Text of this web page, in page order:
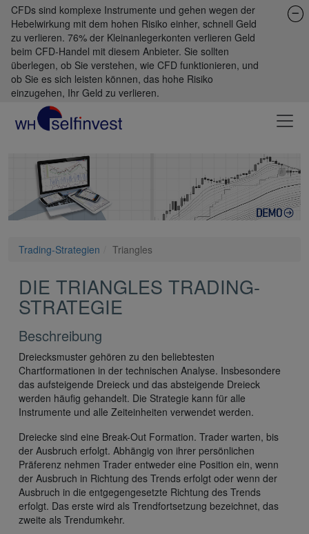
CFDs sind komplexe Instrumente und gehen wegen der
Hebelwirkung mit dem hohen Risiko einher, schnell Geld
zu verlieren. 76% der Kleinanlegerkonten verlieren Geld
beim CFD-Handel mit diesem Anbieter. Sie sollten
überlegen, ob Sie verstehen, wie CFD funktionieren, und
ob Sie es sich leisten können, das hohe Risiko
einzugehen, Ihr Geld zu verlieren.
Trading-Strategien Triangles
DIE TRIANGLES TRADING-
STRATEGIE
Beschreibung
Dreiecksmuster gehören zu den beliebtesten
Chartformationen in der technischen Analyse. Insbesondere
das aufsteigende Dreieck und das absteigende Dreieck
werden häufig gehandelt. Die Strategie kann für alle
Instrumente und alle Zeiteinheiten verwendet werden.
Dreiecke sind eine Break-Out Formation. Trader warten, bis
der Ausbruch erfolgt. Abhängig von ihrer persönlichen
Präferenz nehmen Trader entweder eine Position ein, wenn
der Ausbruch in Richtung des Trends erfolgt oder wenn der
Ausbruch in die entgegengesetzte Richtung des Trends
erfolgt. Das erste wird als Trendfortsetzung bezeichnet, das
zweite als Trendumkehr.